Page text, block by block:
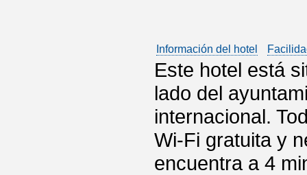
Información del hotel
Este hotel está
lado del
internacional.
Wi-Fi gratuita y
encuentra a 4